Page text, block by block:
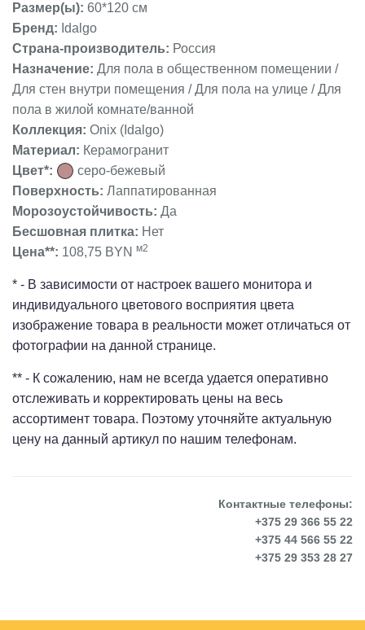
Размер(ы): 60*120 см
Бренд: Idalgo
Страна-производитель: Россия
Назначение: Для пола в общественном помещении /
Для стен внутри помещения / Для пола на улице / Для
пола в жилой комнате/ванной
Коллекция: Onix (Idalgo)
Материал: Керамогранит
Цвет*:
серо-бежевый
Поверхность: Лаппатированная
Морозоустойчивость: Да
Бесшовная плитка: Нет
Цена**: 108,75 BYN м2
* - В зависимости от настроек вашего монитора и
индивидуального цветового восприятия цвета
изображение товара в реальности может отличаться от
фотографии на данной странице.
** - К сожалению, нам не всегда удается оперативно
отслеживать и корректировать цены на весь
ассортимент товара. Поэтому уточняйте актуальную
цену на данный артикул по нашим телефонам.
Контактные телефоны:
+375 29 366 55 22
+375 44 566 55 22
+375 29 353 28 27